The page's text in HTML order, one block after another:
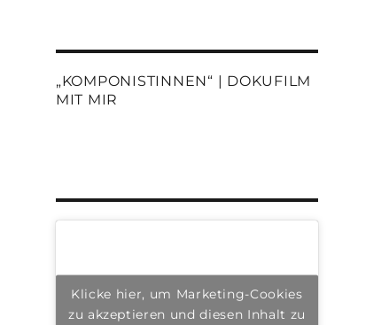
„KOMPONISTINNEN“ | DOKUFILM
MIT MIR
Klicke hier, um Marketing-Cookies
zu akzeptieren und diesen Inhalt zu